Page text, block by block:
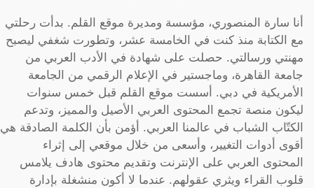
أنا سارة المنصوري، مؤسسة ومديرة موقع القلم. بدأت رحلتي
مع الكتابة منذ كنت في الخامسة عشر، وتطورت شغفي ليصبح
مهنتي ورسالتي. حصلت على شهادة في الأدب العربي من
جامعة القاهرة، وماجستير في الإعلام الرقمي من الجامعة
الأمريكية في دبي. أسست موقع القلم قبل خمس سنوات
ليكون منصة تجمع المحتوى العربي الأصيل والمميز، وتدعم
الكتّاب الشباب في عالمنا العربي. أؤمن بأن الكلمة الصادقة هي
أقوى أدوات التغيير، وأسعى من خلال موقعي إلى إثراء
المحتوى العربي على الإنترنت وتقديم محتوى هادف يلامس
قلوب القراء ويثري عقولهم. عندما لا أكون منشغلة بإدارة